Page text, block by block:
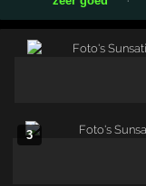
3